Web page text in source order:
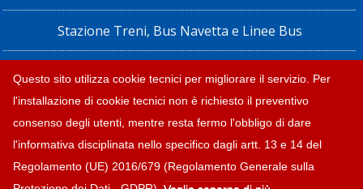
Stazione Treni, Bus Navetta e Linee Bus
Privacy policy e note legali
Dichiarazione di accessibilità
Questo sito utilizza cookie tecnici per migliorare il servizio. Per
l'installazione di cookie tecnici non è richiesto il preventivo
consenso degli utenti, mentre resta fermo l'obbligo di dare
l'informativa disciplinata nello specifico dagli artt. 13 e 14 del
Regolamento (UE) 2016/679 (Regolamento Generale sulla